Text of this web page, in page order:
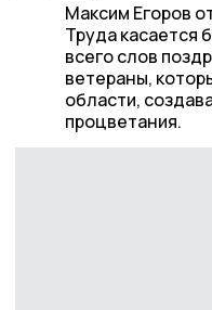
Максим Егоров
Труда касается
всего слов
ветераны,
области,
процветания.